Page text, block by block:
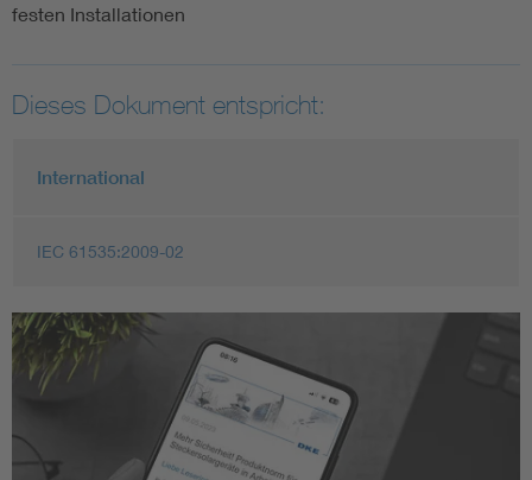
festen Installationen
Dieses Dokument entspricht:
International
IEC 61535:2009-02